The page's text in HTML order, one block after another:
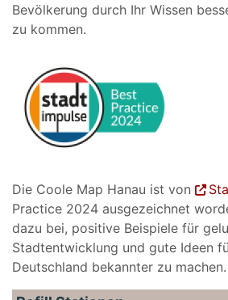
Bevölkerung durch Ihr Wissen
zu kommen.
Die Coole Map Hanau ist von
Practice 2024 ausgezeichnet
dazu bei, positive Beispiele für
Stadtentwicklung und gute Ideen
Deutschland bekannter zu machen.